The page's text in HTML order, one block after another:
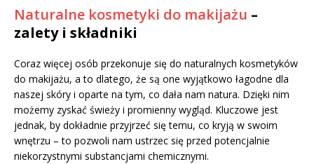
Naturalne kosmetyki do makijażu –
zalety i składniki
Coraz więcej osób przekonuje się do naturalnych kosmetyków
do makijażu, a to dlatego, że są one wyjątkowo łagodne dla
naszej skóry i oparte na tym, co dała nam natura. Dzięki nim
możemy zyskać świeży i promienny wygląd. Kluczowe jest
jednak, by dokładnie przyjrzeć się temu, co kryją w swoim
wnętrzu – to pozwoli nam ustrzec się przed potencjalnie
niekorzystnymi substancjami chemicznymi.